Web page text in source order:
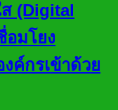
(Digital
อมโยง
ค์กรเข้าด้วย